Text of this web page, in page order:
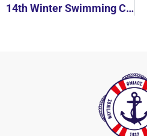
14th Winter Swimming Crossing of Vouliagmeni